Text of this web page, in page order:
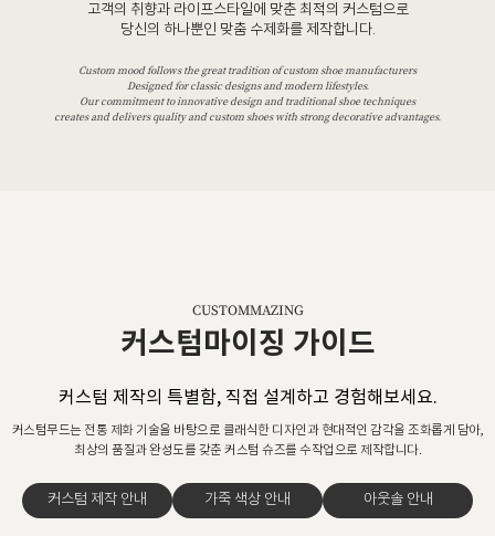
고객의 취향과 라이프스타일에 맞춘 최적의 커스텀으로
당신의 하나뿐인 맞춤 수제화를 제작합니다.
Custom mood follows the great tradition of custom shoe manufacturers
Designed for classic designs and modern lifestyles.
Our commitment to innovative design and traditional shoe techniques
creates and delivers quality and custom shoes with strong decorative advantages.
CUSTOMMAZING
커스텀마이징 가이드
커스텀 제작의 특별함, 직접 설계하고 경험해보세요.
커스텀무드는 전통 제화 기술을 바탕으로 클래식한 디자인과 현대적인 감각을 조화롭게 담아,
최상의 품질과 완성도를 갖춘 커스텀 슈즈를 수작업으로 제작합니다.
커스텀 제작 안내 가죽 색상 안내 아웃솔 안내